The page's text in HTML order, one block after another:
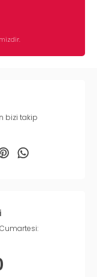
bizi takip